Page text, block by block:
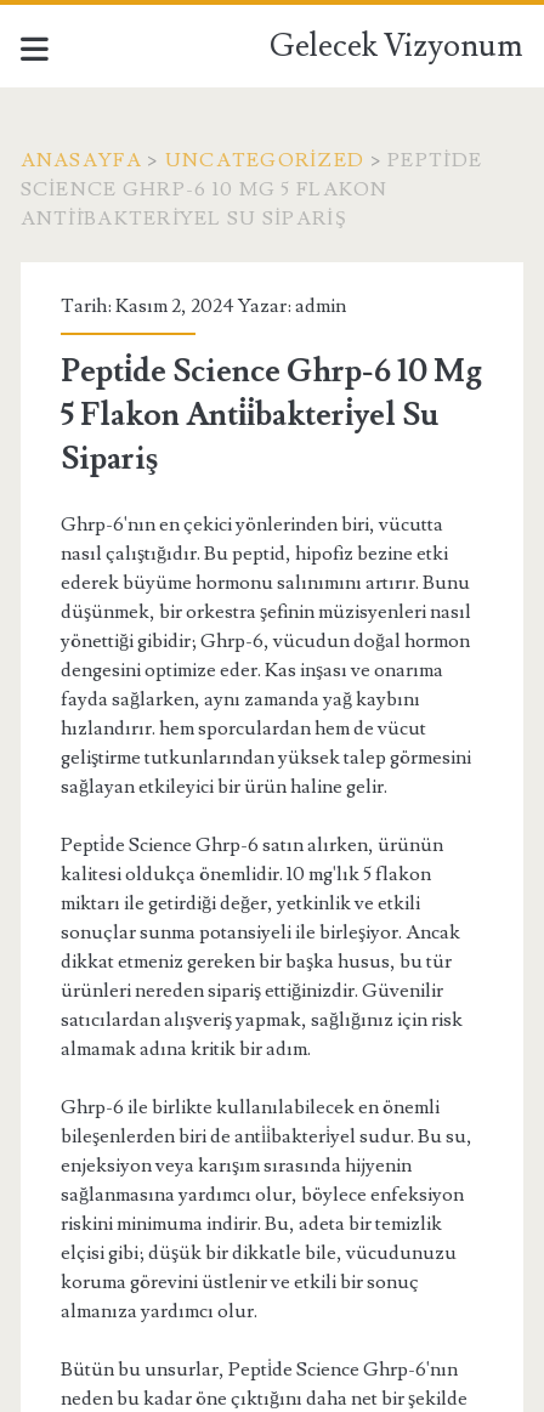
Gelecek Vizyonum
ANASAYFA > UNCATEGORIZED >PEPTİDE
SCIENCE GHRP-6 10 MG 5 FLAKON
ANTİİBAKTERİYEL SU SIPARIŞ
Tarih: Kasım 2, 2024 Yazar: admin
Pepti̇de Science Ghrp-6 10 Mg
5 Flakon Anti̇i̇bakteri̇yel Su
Sipariş
Ghrp-6'nın en çekici yönlerinden biri, vücutta
nasıl çalıştığıdır. Bu peptid, hipofiz bezine etki
ederek büyüme hormonu salınımını artırır. Bunu
düşünmek, bir orkestra şefinin müzisyenleri nasıl
yönettiği gibidir; Ghrp-6, vücudun doğal hormon
dengesini optimize eder. Kas inşası ve onarıma
fayda sağlarken, aynı zamanda yağ kaybını
hızlandırır. hem sporculardan hem de vücut
geliştirme tutkunlarından yüksek talep görmesini
sağlayan etkileyici bir ürün haline gelir.
Pepti̇de Science Ghrp-6 satın alırken, ürünün
kalitesi oldukça önemlidir. 10 mg'lık 5 flakon
miktarı ile getirdiği değer, yetkinlik ve etkili
sonuçlar sunma potansiyeli ile birleşiyor. Ancak
dikkat etmeniz gereken bir başka husus, bu tür
ürünleri nereden sipariş ettiğinizdir. Güvenilir
satıcılardan alışveriş yapmak, sağlığınız için risk
almamak adına kritik bir adım.
Ghrp-6 ile birlikte kullanılabilecek en önemli
bileşenlerden biri de anti̇i̇bakteri̇yel sudur. Bu su,
enjeksiyon veya karışım sırasında hijyenin
sağlanmasına yardımcı olur, böylece enfeksiyon
riskini minimuma indirir. Bu, adeta bir temizlik
elçisi gibi; düşük bir dikkatle bile, vücudunuzu
koruma görevini üstlenir ve etkili bir sonuç
almanıza yardımcı olur.
Bütün bu unsurlar, Pepti̇de Science Ghrp-6'nın
neden bu kadar öne çıktığını daha net bir şekilde